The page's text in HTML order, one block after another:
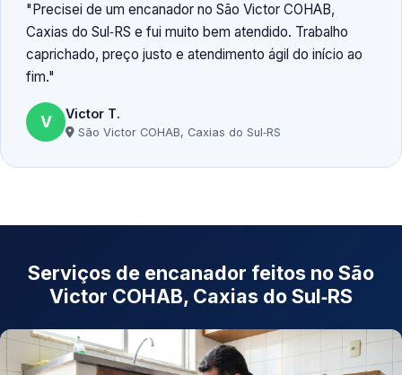
Precisei de um encanador no São Victor COHAB,
Caxias do Sul‑RS e fui muito bem atendido. Trabalho
caprichado, preço justo e atendimento ágil do início ao
fim.
V Victor T.
São Victor COHAB, Caxias do Sul‑RS
Serviços de encanador feitos no São
Victor COHAB, Caxias do Sul‑RS